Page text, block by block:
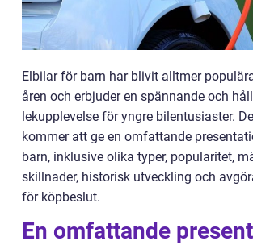
Elbilar för barn har blivit alltmer
åren och erbjuder en spännande och
lekupplevelse för yngre bilentusiaster.
kommer att ge en omfattande
barn, inklusive olika typer, popularitet,
skillnader, historisk utveckling och
för köpbeslut.
En omfattande